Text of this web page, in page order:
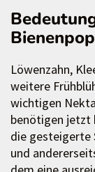
Löwenzahn,
weitere
wichtigen
benötigen jetzt
die gesteigerte
und